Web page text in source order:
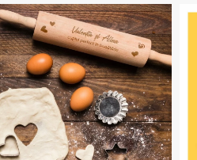
Șlapi de plajă
personalizați